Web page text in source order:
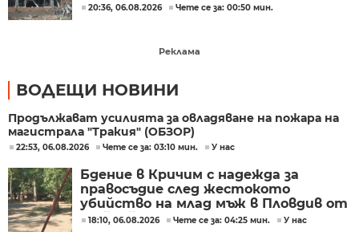
20:36, 06.08.2026 Чете се за: 00:50 мин.
Реклама
ВОДЕЩИ НОВИНИ
Продължават усилията за овладяване на пожара на
магистрала "Тракия" (ОБЗОР)
22:53, 06.08.2026 Чете се за: 03:10 мин. У нас
Бдение в Кричим с надежда за
правосъдие след жестокото
убийство на млад мъж в Пловдив от
тийнейджъри
18:10, 06.08.2026 Чете се за: 04:25 мин. У нас